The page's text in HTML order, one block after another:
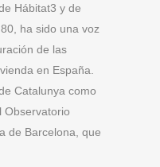
Hábitat3 y de
ha sido una voz
de las
en España.
Catalunya como
Observatorio
de Barcelona, ​​que